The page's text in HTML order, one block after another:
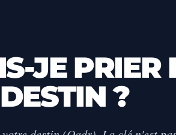
JE PRIER
DESTIN ?